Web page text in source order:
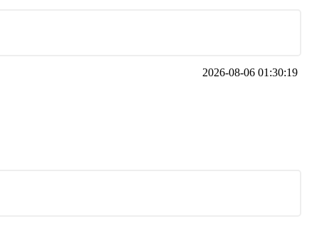
2026-08-06 01:30:19